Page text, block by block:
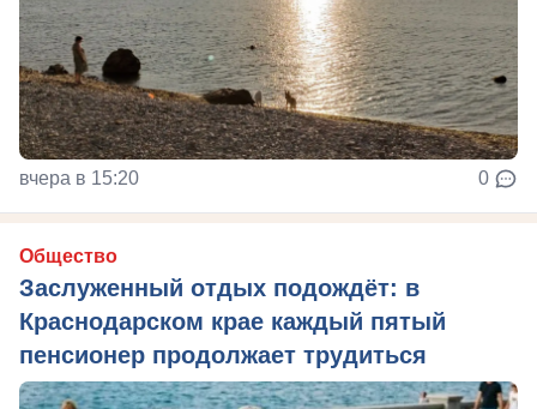
вчера в 15:20 0
Общество
Заслуженный отдых подождёт: в
Краснодарском крае каждый пятый
пенсионер продолжает трудиться